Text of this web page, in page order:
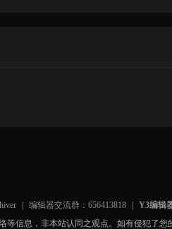
编辑器交流群：656413818
Y3编辑
等信息，非本站认同之观点。如有侵犯了您